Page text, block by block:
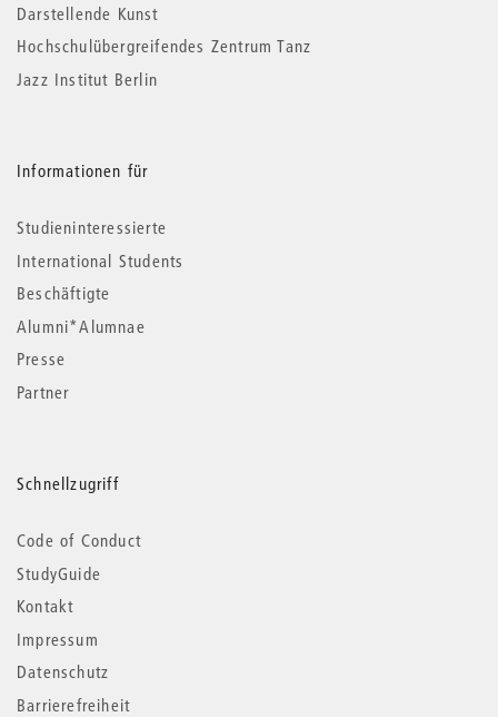
Darstellende Kunst
Hochschulübergreifendes Zentrum Tanz
Jazz Institut Berlin
Informationen für
Studieninteressierte
International Students
Beschäftigte
Alumni*Alumnae
Presse
Partner
Schnellzugriff
Code of Conduct
StudyGuide
Kontakt
Impressum
Datenschutz
Barrierefreiheit